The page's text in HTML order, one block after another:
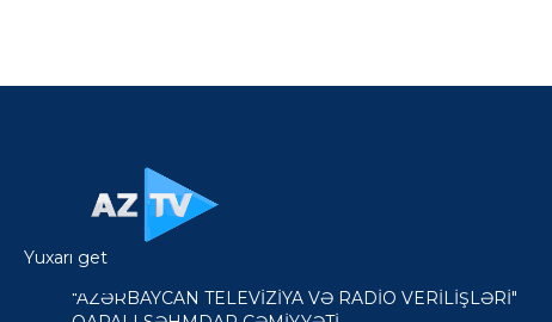
"AZƏRBAYCAN TELEVİZİYA VƏ RADİO VERİLİŞLƏRİ"
Yuxarı get